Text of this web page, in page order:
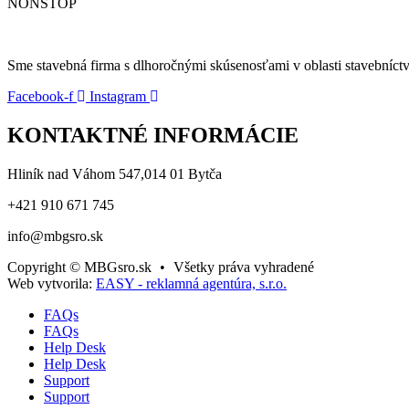
NONSTOP
Sme stavebná firma s dlhoročnými skúsenosťami v oblasti
Facebook-f
Instagram
KONTAKTNÉ INFORMÁCIE
Hliník nad Váhom 547,014 01 Bytča
+421 910 671 745
info@mbgsro.sk
Copyright © MBGsro.sk • Všetky práva vyhradené
Web vytvorila: EASY - reklamná agentúra, s.r.o.
FAQs
FAQs
Help Desk
Help Desk
Support
Support